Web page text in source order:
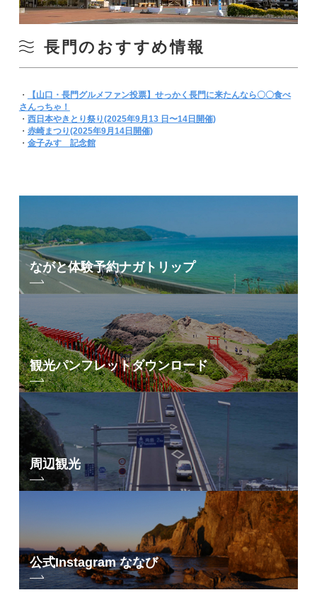
長門のおすすめ情報
・
【山口・長門グルメファン投票】せっかく長門に来たんなら〇〇食べ
さんっちゃ！
・ 西日本やきとり祭り(2025年9月13 日〜14日開催)
・ 赤崎まつり(2025年9月14日開催)
・ 金子みすゞ記念館
ながと体験予約ナガトリップ
観光パンフレットダウンロード
周辺観光
公式Instagram ななび